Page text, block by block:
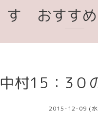
す おすすめ
中村15：3０
2015-12-09 (